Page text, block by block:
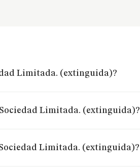
Limitada. (extinguida)?
Limitada. (extinguida)?
Limitada. (extinguida)?